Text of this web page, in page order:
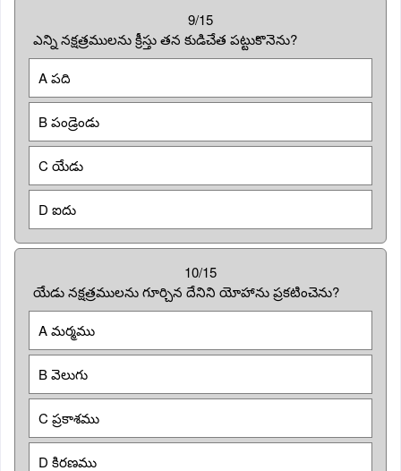
9/15
ఎన్ని నక్షత్రములను క్రీస్తు తన కుడిచేత పట్టుకొనెను?
A పది
B పండ్రెండు
C యేడు
D ఐదు
10/15
యేడు నక్షత్రములను గూర్చిన దేనిని యోహాను ప్రకటించెను?
A మర్మము
B వెలుగు
C ప్రకాశము
D కిరణము